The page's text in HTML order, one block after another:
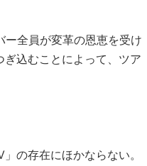
全員が変革の恩恵を受け
込むことによって、ツア
の存在にほかならない。